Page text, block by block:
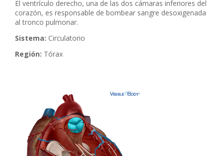
El ventrículo derecho, una de las dos cámaras inferiores del
corazón, es responsable de bombear sangre desoxigenada
al tronco pulmonar.
Sistema: Circulatorio
Región: Tórax